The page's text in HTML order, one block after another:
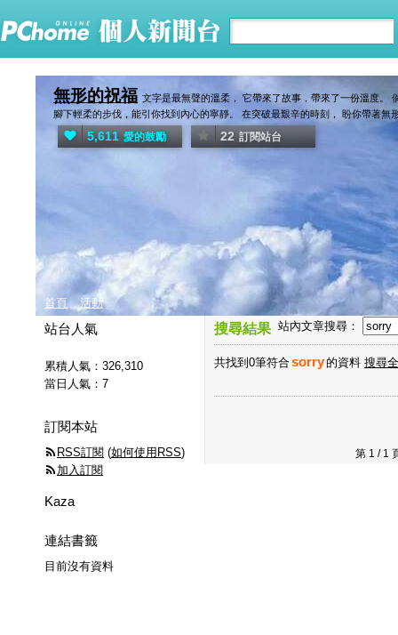
無形的祝福 文字是最無聲的溫柔， 它帶來了故事，帶來了一份溫度。
腳下輕柔的步伐，能引你找到內心的寧靜。 在突破最艱辛的時刻， 盼你帶著無
5,611 愛的鼓勵 22 訂閱站台
首頁 活動
搜尋結果 站內文章搜尋：
共找到0筆符合sorry的資料 搜尋
第 1 /
站台人氣
累積人氣： 326,310
當日人氣： 7
訂閱本站
RSS訂閱 (如何使用RSS)
加入訂閱
Kaza
連結書籤
目前沒有資料